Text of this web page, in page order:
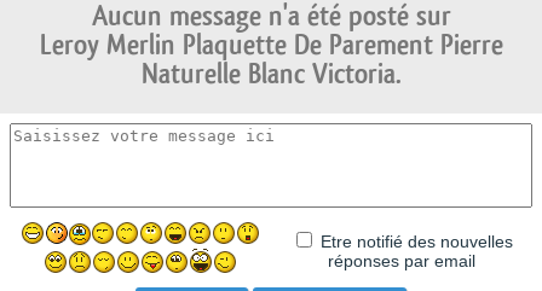
Aucun message n'a été posté sur
Leroy Merlin Plaquette De Parement Pierre
Naturelle Blanc Victoria.
Etre notifié des nouvelles
réponses par email